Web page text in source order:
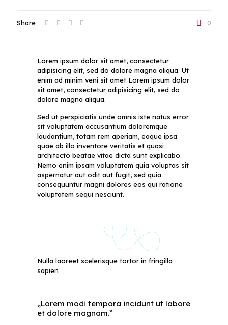
Share 0
Lorem ipsum dolor sit amet, consectetur
adipisicing elit, sed do dolore magna aliqua. Ut
enim ad minim veni sit amet Lorem ipsum dolor
sit amet, consectetur adipisicing elit, sed do
dolore magna aliqua.
Sed ut perspiciatis unde omnis iste natus error
sit voluptatem accusantium doloremque
laudantium, totam rem aperiam, eaque ipsa
quae ab illo inventore veritatis et quasi
architecto beatae vitae dicta sunt explicabo.
Nemo enim ipsam voluptatem quia voluptas sit
aspernatur aut odit aut fugit, sed quia
consequuntur magni dolores eos qui ratione
voluptatem sequi nesciunt.
Nulla laoreet scelerisque tortor in fringilla
sapien
„Lorem modi tempora incidunt ut labore
et dolore magnam.”